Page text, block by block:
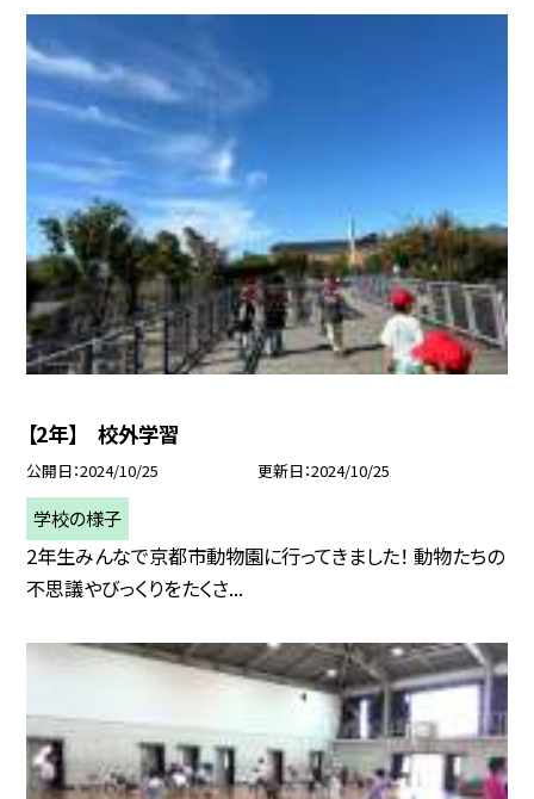
【2年】 校外学習
公開日 2024/10/25 更新日 2024/10/25
学校の様子
2年生みんなで京都市動物園に行ってきました！ 動物たちの
不思議やびっくりをたくさ...